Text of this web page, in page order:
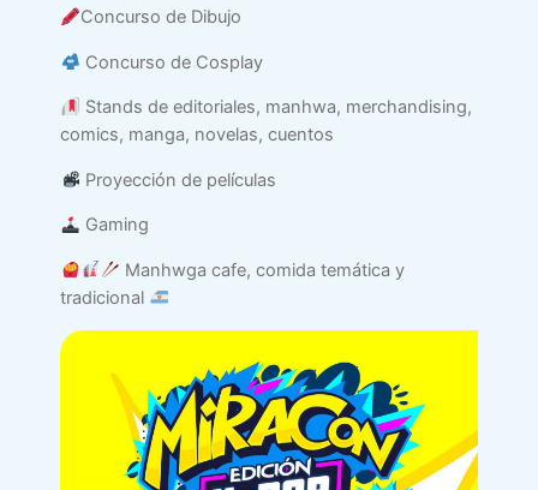
Concurso de Dibujo
Concurso de Cosplay
Stands de editoriales, manhwa, merchandising,
comics, manga, novelas, cuentos
Proyección de películas
Gaming
Manhwga cafe, comida temática y
tradicional